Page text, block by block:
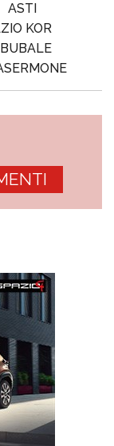
ASTI
KOR